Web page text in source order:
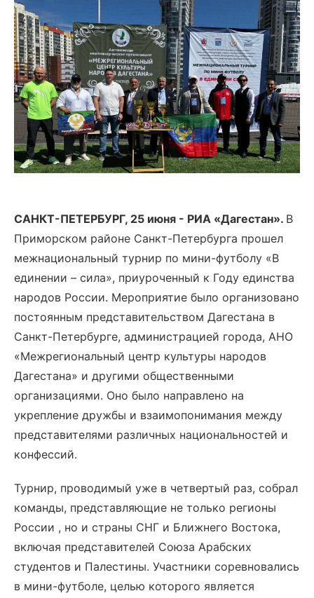
САНКТ-ПЕТЕРБУРГ, 25 июня - РИА «Дагестан». В
Приморском районе Санкт-Петербурга прошел
межнациональный турнир по мини-футболу «В
единении – сила», приуроченный к Году единства
народов России. Мероприятие было организовано
постоянным представительством Дагестана в
Санкт-Петербурге, администрацией города, АНО
«Межрегиональный центр культуры народов
Дагестана» и другими общественными
организациями. Оно было направлено на
укрепление дружбы и взаимопонимания между
представителями различных национальностей и
конфессий.
Турнир, проводимый уже в четвертый раз, собрал
команды, представляющие не только регионы
России , но и страны СНГ и Ближнего Востока,
включая представителей Союза Арабских
студентов и Палестины. Участники соревновались
в мини-футболе, целью которого является